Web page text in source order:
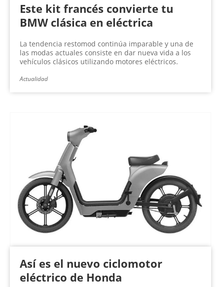
Este kit francés convierte tu
BMW clásica en eléctrica
La tendencia restomod continúa imparable y una de
las modas actuales consiste en dar nueva vida a los
vehículos clásicos utilizando motores eléctricos.
Actualidad
Así es el nuevo ciclomotor
eléctrico de Honda